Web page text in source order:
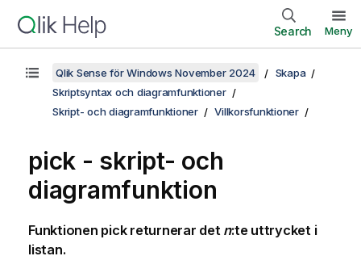
Search Meny
Qlik Sense för Windows November 2024
Skapa
Skriptsyntax och diagramfunktioner
Skript- och diagramfunktioner
Villkorsfunktioner
pick - skript- och
diagramfunktion
Funktionen pick returnerar det n:te uttrycket i
listan.